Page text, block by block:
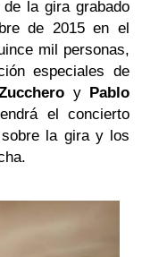
la gira grabado
de 2015 en el
mil personas,
especiales de
y
Pablo
el concierto
la gira y los